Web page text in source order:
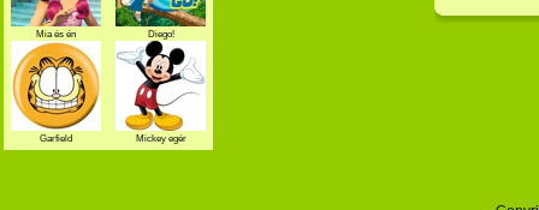
Mia és én Diego!
Garfield Mickey egér